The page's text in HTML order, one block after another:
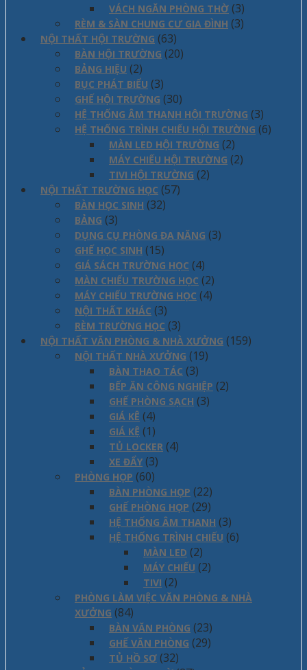
VÁCH NGĂN PHÒNG THỜ (3)
RÈM & SÀN CHUNG CƯ GIA ĐÌNH (3)
NỘI THẤT HỘI TRƯỜNG (63)
BÀN HỘI TRƯỜNG (20)
BẢNG HIỆU (2)
BỤC PHÁT BIỂU (3)
GHẾ HỘI TRƯỜNG (30)
HỆ THỐNG ÂM THANH HỘI TRƯỜNG (3)
HỆ THỐNG TRÌNH CHIẾU HỘI TRƯỜNG (6)
MÀN LED HỘI TRƯỜNG (2)
MÁY CHIẾU HỘI TRƯỜNG (2)
TIVI HỘI TRƯỜNG (2)
NỘI THẤT TRƯỜNG HỌC (57)
BÀN HỌC SINH (32)
BẢNG (3)
DỤNG CỤ PHÒNG ĐA NĂNG (3)
GHẾ HỌC SINH (15)
GIÁ SÁCH TRƯỜNG HỌC (4)
MÀN CHIẾU TRƯỜNG HỌC (2)
MÁY CHIẾU TRƯỜNG HỌC (4)
NỘI THẤT KHÁC (3)
RÈM TRƯỜNG HỌC (3)
NỘI THẤT VĂN PHÒNG & NHÀ XƯỞNG (159)
NỘI THẤT NHÀ XƯỞNG (19)
BÀN THAO TÁC (3)
BẾP ĂN CÔNG NGHIỆP (2)
GHẾ PHÒNG SẠCH (3)
GIÁ KÊ (4)
GIÁ KỆ (1)
TỦ LOCKER (4)
XE ĐẨY (3)
PHÒNG HỌP (60)
BÀN PHÒNG HỌP (22)
GHẾ PHÒNG HỌP (29)
HỆ THỐNG ÂM THANH (3)
HỆ THỐNG TRÌNH CHIẾU (6)
MÀN LED (2)
MÁY CHIẾU (2)
TIVI (2)
PHÒNG LÀM VIỆC VĂN PHÒNG & NHÀ
XƯỞNG (84)
BÀN VĂN PHÒNG (23)
GHẾ VĂN PHÒNG (29)
TỦ HỒ SƠ (32)